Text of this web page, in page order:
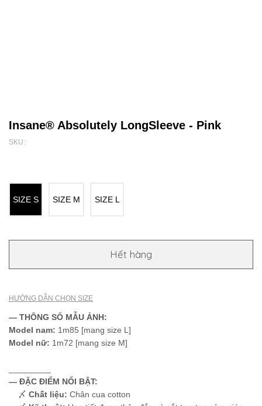
Insane® Absolutely LongSleeve - Pink
SKU:
SIZE S SIZE M SIZE L
Hết hàng
HƯỚNG DẪN CHỌN SIZE
— THÔNG SỐ MẪU ẢNH:
Model nam: 1m85 [mang size L]
Model nữ: 1m72 [mang size M]
— ĐẶC ĐIỂM NỔI BẬT:
〆 Chất liệu: Chân cua cotton